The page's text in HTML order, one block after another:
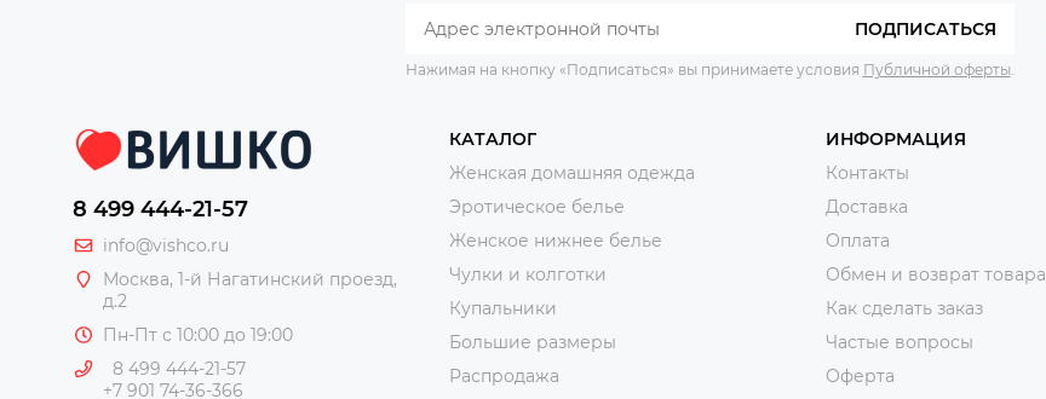
ПОДПИСАТЬСЯ
Нажимая на кнопку «Подписаться» вы принимаете условия Публичной оферты.
8 499 444-21-57
info@vishco.ru
Москва, 1-й Нагатинский проезд,
д.2
Пн-Пт с 10:00 до 19:00
8 499 444-21-57
+7 901 74-36-366
КАТАЛОГ
Женская домашняя одежда
Эротическое белье
Женское нижнее белье
Чулки и колготки
Купальники
Большие размеры
Распродажа
ИНФОРМАЦИЯ
Контакты
Доставка
Оплата
Обмен и возврат товара
Как сделать заказ
Частые вопросы
Оферта